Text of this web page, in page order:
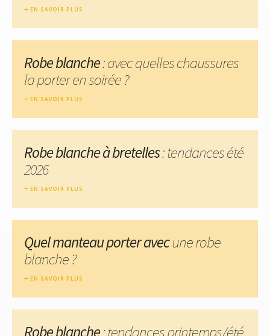
EN SAVOIR PLUS
Robe blanche: avec quelles chaussures
la porter en soirée ?
EN SAVOIR PLUS
Robe blanche à bretelles: tendances été
2026
EN SAVOIR PLUS
Quel manteau porter avecune robe
blanche ?
EN SAVOIR PLUS
Robe blanche: tendances printemps/été